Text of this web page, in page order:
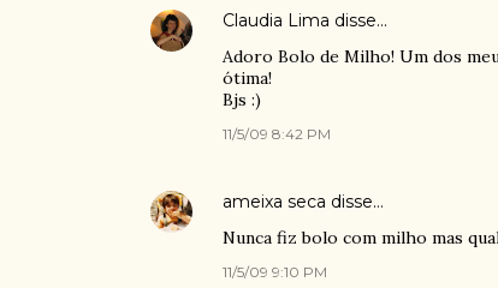
Claudia Lima disse…
Adoro Bolo de Milho! Um dos
ótima!
Bjs :)
11/5/09 8:42 PM
ameixa seca disse…
Nunca fiz bolo com milho mas
11/5/09 9:10 PM